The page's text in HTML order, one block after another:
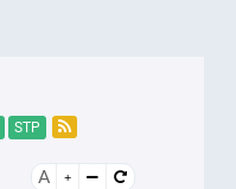
STP
A